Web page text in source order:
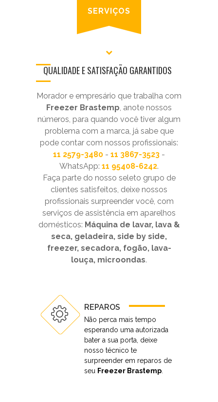
SERVIÇOS
QUALIDADE E SATISFAÇÃO GARANTIDOS
Morador e empresário que trabalha com
Freezer Brastemp, anote nossos
números, para quando você tiver algum
problema com a marca, já sabe que
pode contar com nossos profissionais:
11 2579-3480 - 11 3867-3523 -
WhatsApp: 11 95408-6242.
Faça parte do nosso seleto grupo de
clientes satisfeitos, deixe nossos
profissionais surpreender você, com
serviços de assistência em aparelhos
domésticos: Máquina de lavar, lava &
seca, geladeira, side by side,
freezer, secadora, fogão, lava-
louça, microondas.
REPAROS
Não perca mais tempo
esperando uma autorizada
bater a sua porta, deixe
nosso técnico te
surpreender em reparos de
seu Freezer Brastemp.